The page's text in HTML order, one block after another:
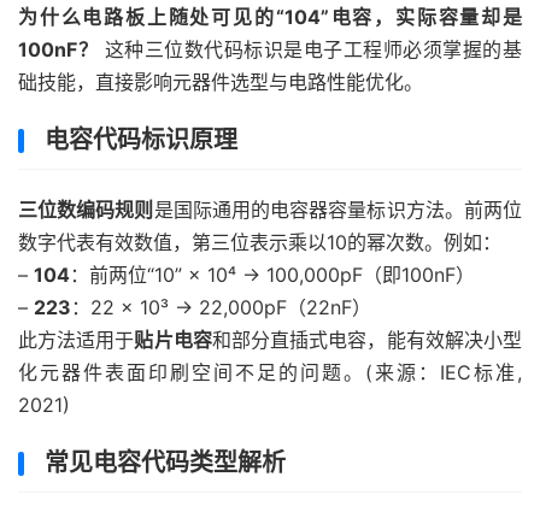
为什么电路板上随处可见的“104”电容，实际容量却是
100nF？
这种三位数代码标识是电子工程师必须掌握的基
础技能，直接影响元器件选型与电路性能优化。
电容代码标识原理
三位数编码规则 是国际通用的电容器容量标识方法。前两位
数字代表有效数值，第三位表示乘以10的幂次数。例如：
– 104：前两位“10” × 10⁴ → 100,000pF（即100nF）
– 223 ：22 × 10³ → 22,000pF（22nF）
此方法适用于贴片电容和部分直插式电容，能有效解决小型
化元器件表面印刷空间不足的问题。(来源：IEC标准,
2021)
常见电容代码类型解析